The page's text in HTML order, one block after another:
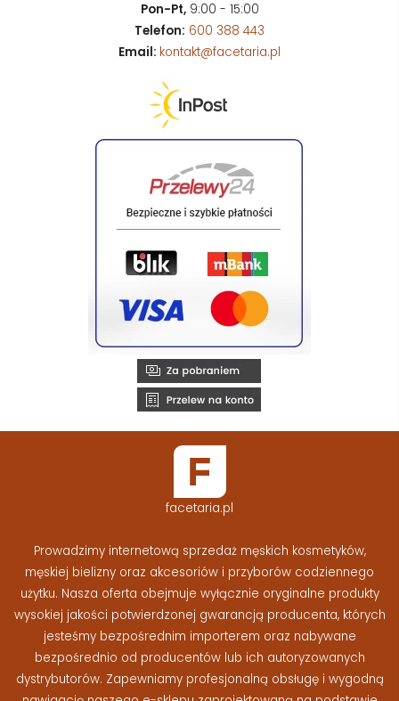
Pon-Pt,9:00 - 15:00
Telefon: 600 388 443
Email: kontakt@facetaria.pl
facetaria.pl
Prowadzimy internetową sprzedaż męskich kosmetyków,
męskiej bielizny oraz akcesoriów i przyborów codziennego
użytku. Nasza oferta obejmuje wyłącznie oryginalne produkty
wysokiej jakości potwierdzonej gwarancją producenta, których
jesteśmy bezpośrednim importerem oraz nabywane
bezpośrednio od producentów lub ich autoryzowanych
dystrybutorów. Zapewniamy profesjonalną obsługę i wygodną